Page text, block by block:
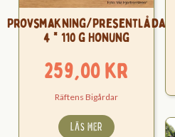
Provsmakning/Presentlåda
4 * 110 g Honung
259,00kr
Räftens Bigårdar
LÄS MER